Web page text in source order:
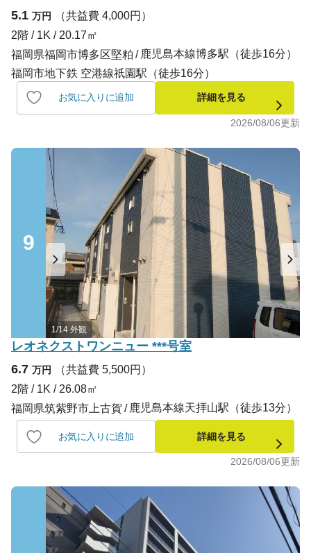
5.1 万円
（共益費 4,000円）
2階 / 1K / 20.17㎡
福岡県福岡市博多区堅粕
鹿児島本線博多駅（徒歩16分）
福岡市地下鉄 空港線祇園駅（徒歩16分）
お気に入りに追加 詳細を見る
2026/08/06更新
9
1/14 外観
レオネクストワンニュー ***号室
6.7 万円
（共益費 5,500円）
2階 / 1K / 26.08㎡
福岡県筑紫野市上古賀
鹿児島本線天拝山駅（徒歩13分）
お気に入りに追加 詳細を見る
2026/08/06更新